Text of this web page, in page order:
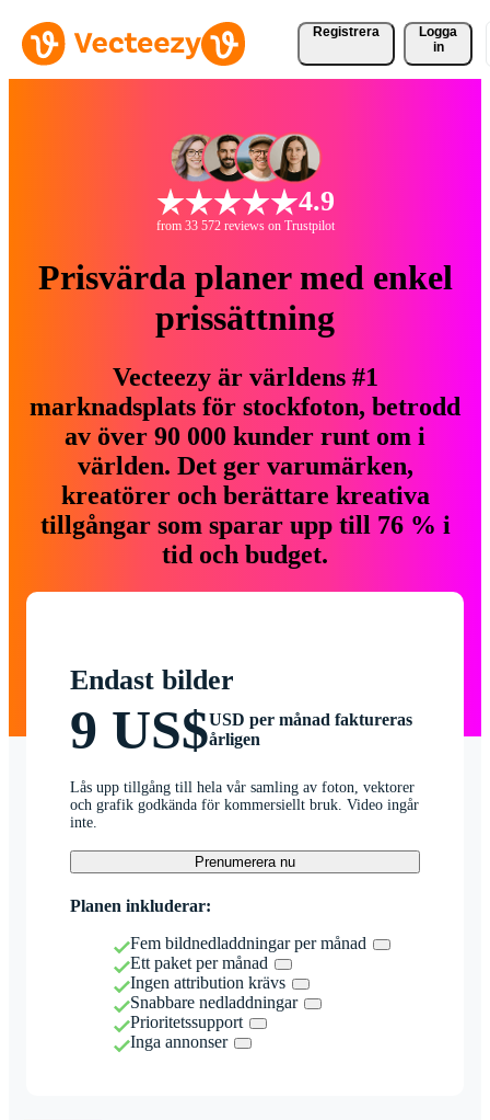
Registrera
Logga
in
4.9
from 33 572 reviews on Trustpilot
Prisvärda planer med enkel
prissättning
Vecteezy är världens #1
marknadsplats för stockfoton, betrodd
av över 90 000 kunder runt om i
världen. Det ger varumärken,
kreatörer och berättare kreativa
tillgångar som sparar upp till 76 % i
tid och budget.
Endast bilder
9 US$USD per månad faktureras
årligen
Lås upp tillgång till hela vår samling av foton, vektorer
och grafik godkända för kommersiellt bruk. Video ingår
inte.
Prenumerera nu
Planen inkluderar:
Fem bildnedladdningar per månad
Ett paket per månad
Ingen attribution krävs
Snabbare nedladdningar
Prioritetssupport
Inga annonser